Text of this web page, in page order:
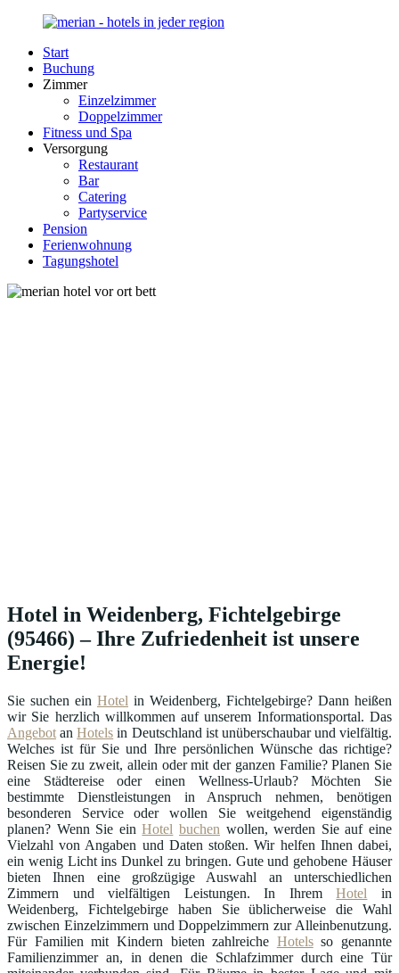
Zurück
Inhalt
Merian-
Hotel.de
Portal
Unterkunft
Deutschland
Start
Buchung
Zimmer
Einzelzimmer
Doppelzimmer
Fitness und Spa
Versorgung
Restaurant
Bar
Catering
Partyservice
Pension
Ferienwohnung
Tagungshotel
Hotel in Weidenberg, Fichtelgebirge
(95466) – Ihre Zufriedenheit ist unsere
Energie!
Sie suchen ein Hotel in Weidenberg, Fichtelgebirge? Dann heißen
wir Sie herzlich willkommen auf unserem Informationsportal. Das
Angebot anHotels in Deutschland ist unüberschaubar und vielfältig.
Welches ist für Sie und Ihre persönlichen Wünsche das richtige?
Reisen Sie zu zweit, allein oder mit der ganzen Familie? Planen Sie
eine Städtereise oder einen Wellness-Urlaub? Möchten Sie
bestimmte Dienstleistungen in Anspruch nehmen, benötigen
besonderen Service oder wollen Sie weitgehend eigenständig
planen? Wenn Sie einHotel buchen wollen, werden Sie auf eine
Vielzahl von Angaben und Daten stoßen. Wir helfen Ihnen dabei,
ein wenig Licht ins Dunkel zu bringen. Gute und gehobene Häuser
bieten Ihnen eine großzügige Auswahl an unterschiedlichen
Zimmern und vielfältigen Leistungen. In IhremHotel in
Weidenberg, Fichtelgebirge haben Sie üblicherweise die Wahl
zwischen Einzelzimmern und Doppelzimmern zur Alleinbenutzung.
Für Familien mit Kindern bieten zahlreiche Hotelsso genannte
Familienzimmer an, in denen die Schlafzimmer durch eine Tür